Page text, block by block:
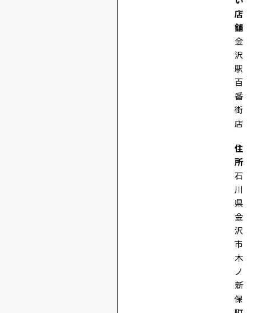
店
舗
金
沢
駅
百
番
街
店
住
所
石
川
県
金
沢
市
木
ノ
新
保